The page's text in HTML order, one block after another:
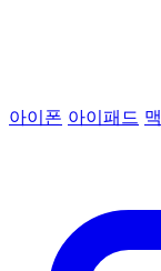
아이폰 아이패드 맥